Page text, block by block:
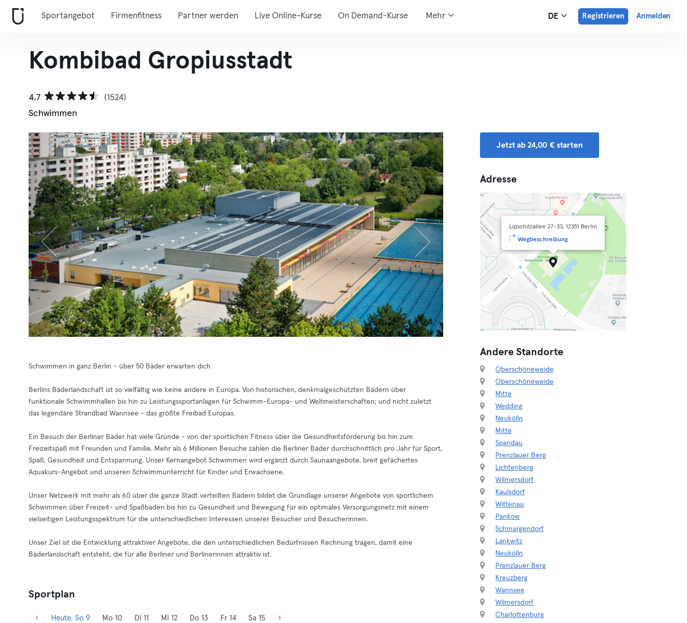
Sportangebot Firmenfitness Partner werden Live Online-Kurse On Demand-Kurse Mehr DE Registrieren Anmelden
Kombibad Gropiusstadt
4.7
(1524)
Schwimmen
Schwimmen in ganz Berlin - über 50 Bäder erwarten dich
Berlins Bäderlandschaft ist so vielfältig wie keine andere in Europa. Von historischen, denkmalgeschützten Bädern über
funktionale Schwimmhallen bis hin zu Leistungssportanlagen für Schwimm-Europa- und Weltmeisterschaften; und nicht zuletzt
das legendäre Strandbad Wannsee - das größte Freibad Europas.
Ein Besuch der Berliner Bäder hat viele Gründe - von der sportlichen Fitness über die Gesundheitsförderung bis hin zum
Freizeitspaß mit Freunden und Familie. Mehr als 6 Millionen Besuche zählen die Berliner Bäder durchschnittlich pro Jahr für Sport,
Spaß, Gesundheit und Entspannung. Unser Kernangebot Schwimmen wird ergänzt durch Saunaangebote, breit gefächertes
Aquakurs-Angebot und unseren Schwimmunterricht für Kinder und Erwachsene.
Unser Netzwerk mit mehr als 60 über die ganze Stadt verteilten Bädern bildet die Grundlage unserer Angebote von sportlichem
Schwimmen über Freizeit- und Spaßbaden bis hin zu Gesundheit und Bewegung für ein optimales Versorgungsnetz mit einem
vielseitigen Leistungsspektrum für die unterschiedlichen Interessen unserer Besucher und Besucherinnen.
Unser Ziel ist die Entwicklung attraktiver Angebote, die den unterschiedlichen Bedürfnissen Rechnung tragen, damit eine
Bäderlandschaft entsteht, die für alle Berliner und Berlinerinnen attraktiv ist.
Sportplan
Heute, So 9 Mo 10 Di 11 Mi 12 Do 13 Fr 14 Sa 15
Jetzt ab 24,00 € starten
Adresse
Lipschitzallee 27-33, 12351 Berlin
Wegbeschreibung
Andere Standorte
Oberschöneweide
Oberschöneweide
Mitte
Wedding
Neukölln
Mitte
Spandau
Prenzlauer Berg
Lichtenberg
Wilmersdorf
Kaulsdorf
Wittenau
Pankow
Schmargendorf
Lankwitz
Neukölln
Prenzlauer Berg
Kreuzberg
Wannsee
Wilmersdorf
Charlottenburg